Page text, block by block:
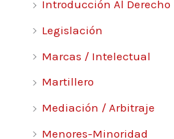
Introducción Al Derecho
Legislación
Marcas / Intelectual
Martillero
Mediación / Arbitraje
Menores-Minoridad